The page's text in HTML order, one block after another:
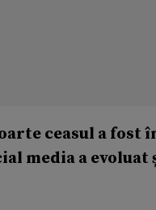
ceasul a fost
media a evoluat